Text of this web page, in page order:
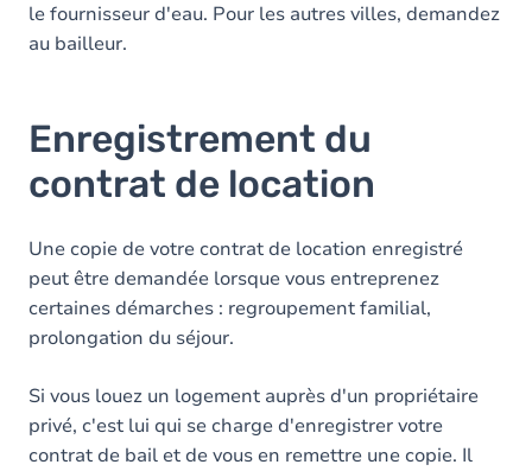
le fournisseur d'eau. Pour les autres villes, demandez
au bailleur.
Enregistrement du
contrat de location
Une copie de votre contrat de location enregistré
peut être demandée lorsque vous entreprenez
certaines démarches : regroupement familial,
prolongation du séjour.
Si vous louez un logement auprès d'un propriétaire
privé, c'est lui qui se charge d'enregistrer votre
contrat de bail et de vous en remettre une copie. Il